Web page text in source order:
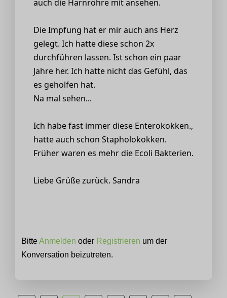
auch die Harnröhre mit ansehen.
Die Impfung hat er mir auch ans Herz
gelegt. Ich hatte diese schon 2x
durchführen lassen. Ist schon ein paar
Jahre her. Ich hatte nicht das Gefühl, das
es geholfen hat.
Na mal sehen...
Ich habe fast immer diese Enterokokken.,
hatte auch schon Stapholokokken.
Früher waren es mehr die Ecoli Bakterien.
Liebe Grüße zurück. Sandra
BitteAnmelden oder Registrieren um der
Konversation beizutreten.